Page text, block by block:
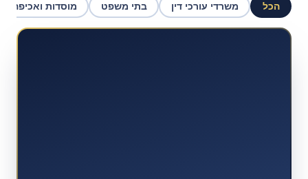
הכל משרדי עורכי דין בתי משפט מוסדות ואכיפה